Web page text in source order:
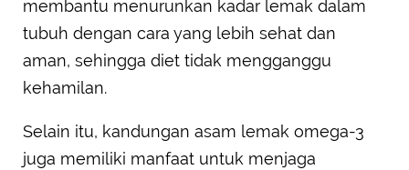
membantu menurunkan kadar lemak dalam
tubuh dengan cara yang lebih sehat dan
aman, sehingga diet tidak mengganggu
kehamilan.
Selain itu, kandungan asam lemak omega-3
juga memiliki manfaat untuk menjaga